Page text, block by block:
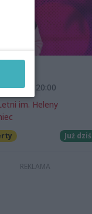
2026, 20:00
im. Heleny
Już dziś